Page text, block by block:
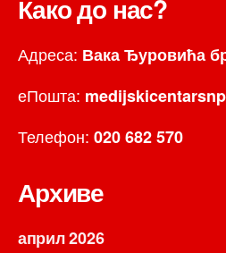
Како до нас?
Адреса: Вака Ђуровића
еПошта:
Телефон: 020 682 570
Архиве
април 2026